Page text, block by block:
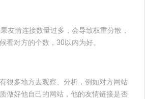
友情连接数量过多，会导致权重分散，
看对方的个数，30以内为好。
很多地方去观察、分析，例如对方网站
做好他自己的网站，他的友情链接是否